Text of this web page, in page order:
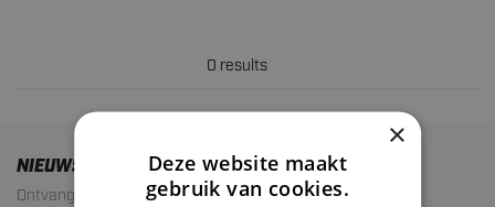
0 results
NIEUWSBRIEF
Ontvang de laatste aanbiedingen en acties!
×
Deze website maakt
gebruik van cookies.